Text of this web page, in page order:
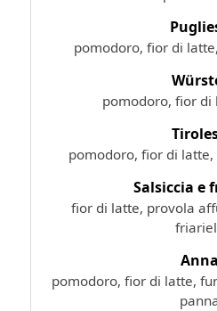
pomodoro, fior di
pomodoro, fior di
pomodoro, fior di latte,
Salsiccia e
fior di latte, provola
Anna
pomodoro, fior di latte,